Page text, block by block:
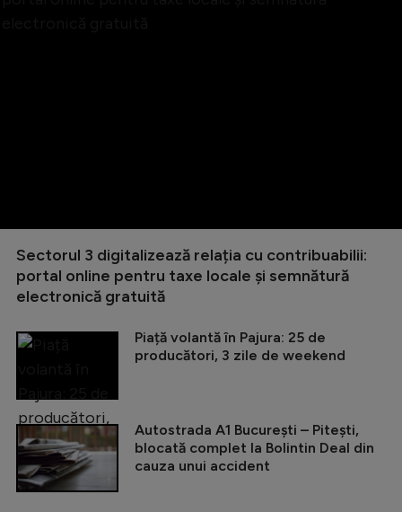
Sectorul 3 digitalizează relația cu contribuabilii:
portal online pentru taxe locale și semnătură
electronică gratuită
Piață volantă în Pajura: 25 de
producători, 3 zile de weekend
Autostrada A1 București – Pitești,
blocată complet la Bolintin Deal din
cauza unui accident